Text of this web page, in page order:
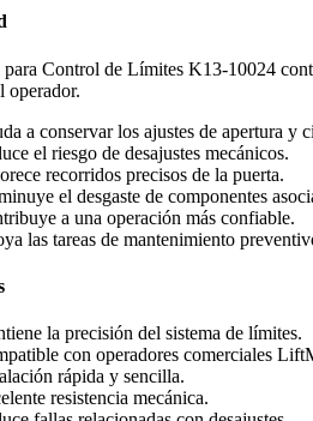
para Control de Límites K13-10024
operador.
a conservar los ajustes de apertura y
el riesgo de desajustes mecánicos.
recorridos precisos de la puerta.
el desgaste de componentes
a una operación más confiable.
las tareas de mantenimiento
la precisión del sistema de límites.
con operadores comerciales
rápida y sencilla.
resistencia mecánica.